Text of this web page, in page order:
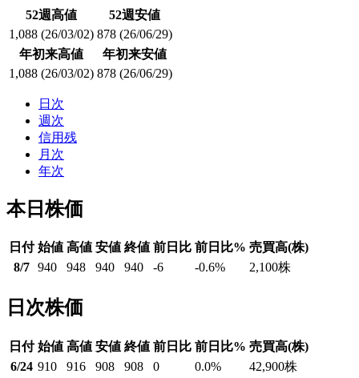
52週高値
52週安値
1,088 (26/03/02) 878 (26/06/29)
年初来高値
年初来安値
1,088 (26/03/02) 878 (26/06/29)
日次
週次
信用残
月次
年次
本日株価
日付 始値 高値 安値 終値 前日比 前日比% 売買高(株)
8/7 940 948 940 940 -6 -0.6% 2,100株
日次株価
日付 始値 高値 安値 終値 前日比 前日比% 売買高(株)
6/24 910 916 908 908 0 0.0% 42,900株